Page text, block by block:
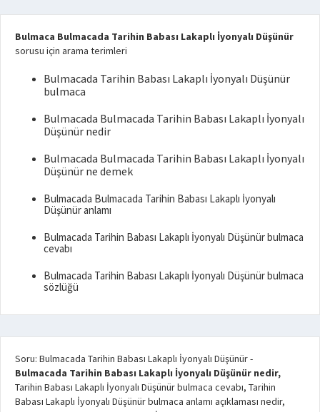
Bulmaca Bulmacada Tarihin Babası Lakaplı İyonyalı Düşünür
sorusu için arama terimleri
Bulmacada Tarihin Babası Lakaplı İyonyalı Düşünür
bulmaca
Bulmacada Bulmacada Tarihin Babası Lakaplı İyonyalı
Düşünür nedir
Bulmacada Bulmacada Tarihin Babası Lakaplı İyonyalı
Düşünür ne demek
Bulmacada Bulmacada Tarihin Babası Lakaplı İyonyalı
Düşünür anlamı
Bulmacada Tarihin Babası Lakaplı İyonyalı Düşünür bulmaca
cevabı
Bulmacada Tarihin Babası Lakaplı İyonyalı Düşünür bulmaca
sözlüğü
Soru: Bulmacada Tarihin Babası Lakaplı İyonyalı Düşünür-
Bulmacada Tarihin Babası Lakaplı İyonyalı Düşünür nedir,
Tarihin Babası Lakaplı İyonyalı Düşünür bulmaca cevabı, Tarihin
Babası Lakaplı İyonyalı Düşünür bulmaca anlamı açıklaması nedir,